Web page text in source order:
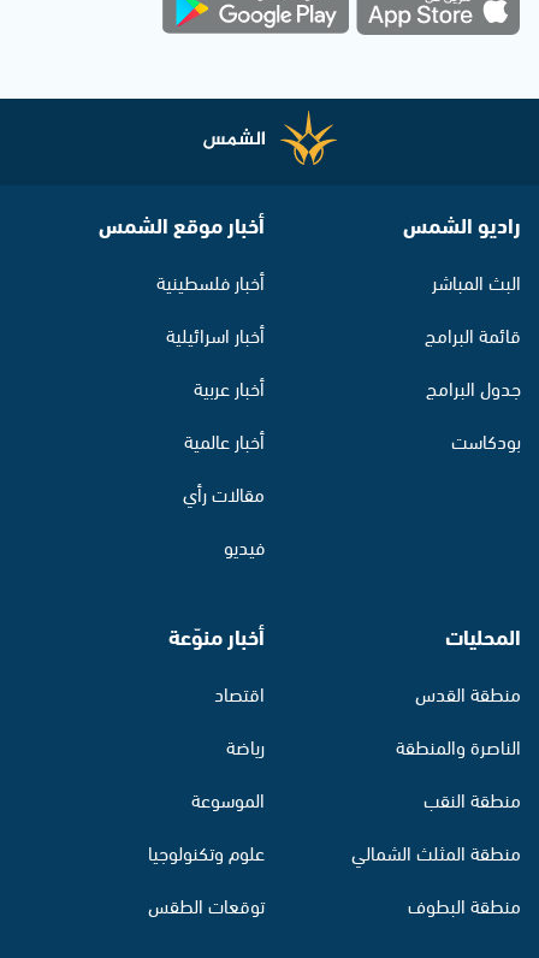
راديو الشمس
البث المباشر
قائمة البرامج
جدول البرامج
بودكاست
أخبار موقع الشمس
أخبار فلسطينية
أخبار اسرائيلية
أخبار عربية
أخبار عالمية
مقالات رأي
فيديو
المحليات
منطقة القدس
الناصرة والمنطقة
منطقة النقب
منطقة المثلث الشمالي
منطقة البطوف
أخبار منوّعة
اقتصاد
رياضة
الموسوعة
علوم وتكنولوجيا
توقعات الطقس